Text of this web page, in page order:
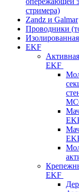
стримера)
Zandz и Galmar
Проводники
EKF
EKF
EKF